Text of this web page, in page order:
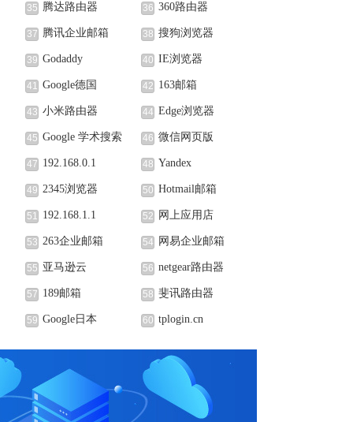
35 腾达路由器 36 360路由器
37 腾讯企业邮箱 38 搜狗浏览器
39 Godaddy 40 IE浏览器
41 Google德国 42 163邮箱
43 小米路由器 44 Edge浏览器
45 Google 学术搜索 46 微信网页版
47 192.168.0.1 48 Yandex
49 2345浏览器 50 Hotmail邮箱
51 192.168.1.1 52 网上应用店
53 263企业邮箱 54 网易企业邮箱
55 亚马逊云 56 netgear路由器
57 189邮箱 58 斐讯路由器
59 Google日本 60 tplogin.cn